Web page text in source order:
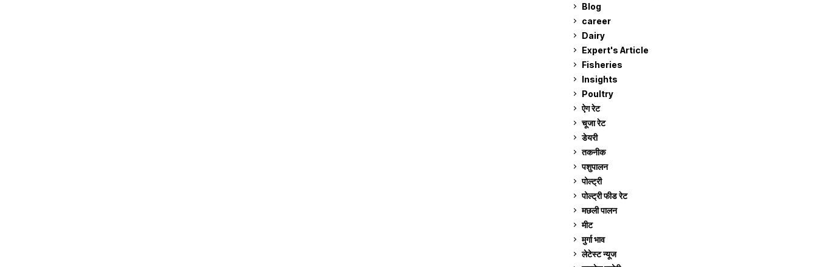
Blog
career
Dairy
Expert's Article
Fisheries
Insights
Poultry
ऐग रेट
चूजा रेट
डेयरी
तकनीक
पशुपालन
पोल्ट्री
पोल्ट्री फीड रेट
मछली पालन
मीट
मुर्गा भाव
लेटेस्ट न्यूज